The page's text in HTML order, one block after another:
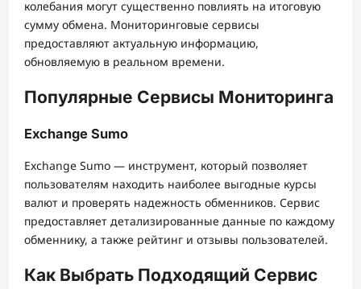
колебания могут существенно повлиять на итоговую
сумму обмена. Мониторинговые сервисы
предоставляют актуальную информацию,
обновляемую в реальном времени.
Популярные Сервисы Мониторинга
Exchange Sumo
Exchange Sumo — инструмент, который позволяет
пользователям находить наиболее выгодные курсы
валют и проверять надежность обменников. Сервис
предоставляет детализированные данные по каждому
обменнику, а также рейтинг и отзывы пользователей.
Как Выбрать Подходящий Сервис